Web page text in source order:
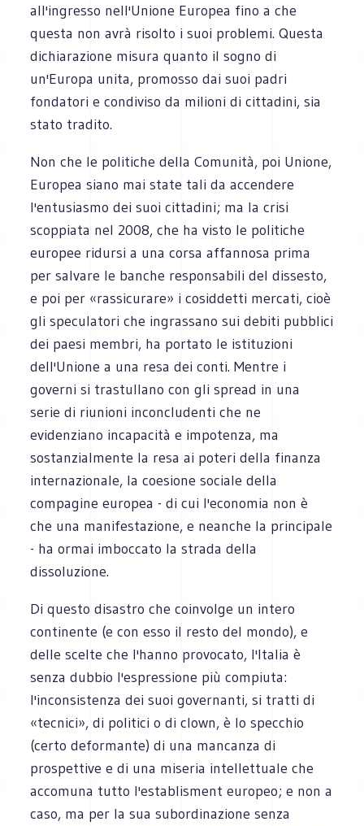
all'ingresso nell'Unione Europea fino a che
questa non avrà risolto i suoi problemi. Questa
dichiarazione misura quanto il sogno di
un'Europa unita, promosso dai suoi padri
fondatori e condiviso da milioni di cittadini, sia
stato tradito.
Non che le politiche della Comunità, poi Unione,
Europea siano mai state tali da accendere
l'entusiasmo dei suoi cittadini; ma la crisi
scoppiata nel 2008, che ha visto le politiche
europee ridursi a una corsa affannosa prima
per salvare le banche responsabili del dissesto,
e poi per «rassicurare» i cosiddetti mercati, cioè
gli speculatori che ingrassano sui debiti pubblici
dei paesi membri, ha portato le istituzioni
dell'Unione a una resa dei conti. Mentre i
governi si trastullano con gli spread in una
serie di riunioni inconcludenti che ne
evidenziano incapacità e impotenza, ma
sostanzialmente la resa ai poteri della finanza
internazionale, la coesione sociale della
compagine europea - di cui l'economia non è
che una manifestazione, e neanche la principale
- ha ormai imboccato la strada della
dissoluzione.
Di questo disastro che coinvolge un intero
continente (e con esso il resto del mondo), e
delle scelte che l'hanno provocato, l'Italia è
senza dubbio l'espressione più compiuta:
l'inconsistenza dei suoi governanti, si tratti di
«tecnici», di politici o di clown, è lo specchio
(certo deformante) di una mancanza di
prospettive e di una miseria intellettuale che
accomuna tutto l'establisment europeo; e non a
caso, ma per la sua subordinazione senza